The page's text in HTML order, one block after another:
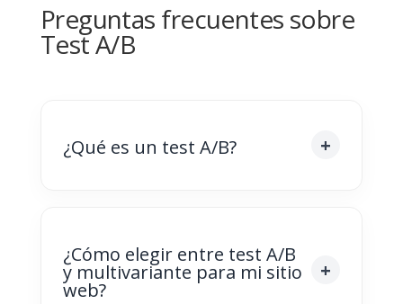
Preguntas frecuentes sobre
Test A/B
¿Qué es un test A/B?
¿Cómo elegir entre test A/B
y multivariante para mi sitio
web?